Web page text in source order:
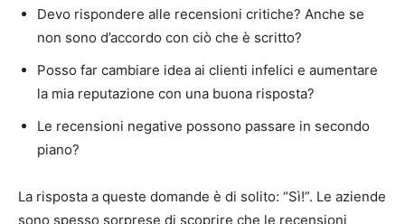
Devo rispondere alle recensioni critiche? Anche se
non sono d’accordo con ciò che è scritto?
Posso far cambiare idea ai clienti infelici e aumentare
la mia reputazione con una buona risposta?
Le recensioni negative possono passare in secondo
piano?
La risposta a queste domande è di solito: “Sì!”. Le aziende
sono spesso sorprese di scoprire che le recensioni